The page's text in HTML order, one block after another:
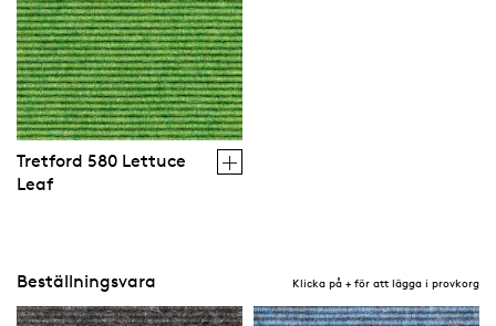
Tretford 580 Lettuce
Leaf
Beställningsvara Klicka på + för att lägga i provkorg